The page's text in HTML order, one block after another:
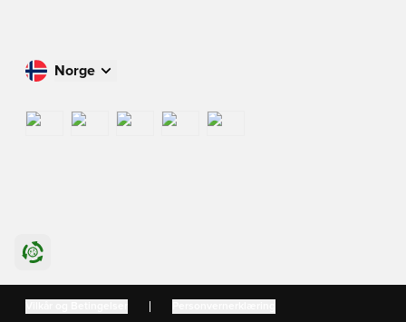
Norge
International
Sverige